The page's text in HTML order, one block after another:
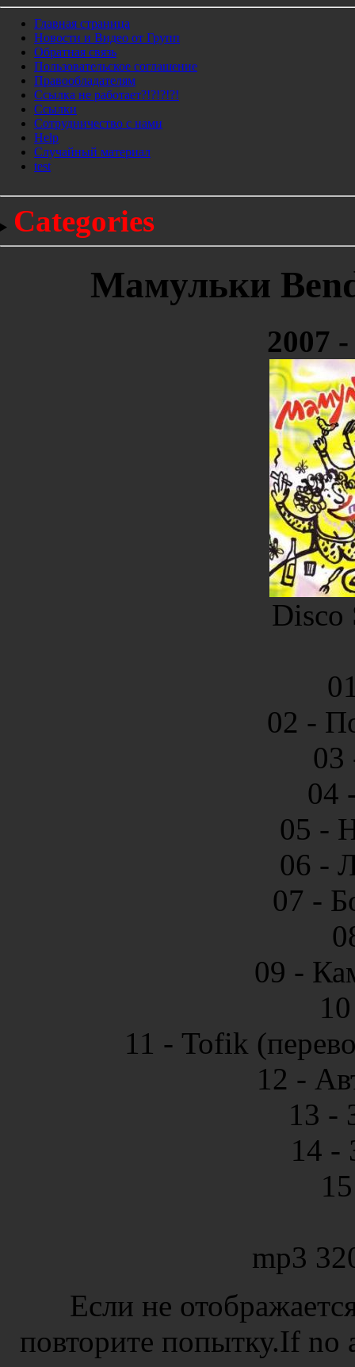
Главная страница
Новости и Видео от Групп
Обратная связь
Пользовательское соглашение
Правообладателям
Ссылка не работает?!?!?!?!
Ссылки
Сотрудничество с нами
Help
Cлучайный материал
test
Categories
Мамульки
2007
Disco
02 -
04
05 -
06 -
07 -
09 -
11 - Tofik
12 -
13 -
14 -
mp3
Если не
повторите попытку.If